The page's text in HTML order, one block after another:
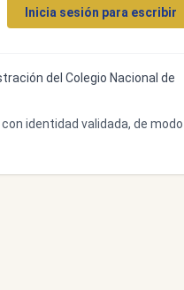
Inicia sesión para escribir
del Colegio Nacional de
identidad validada, de modo